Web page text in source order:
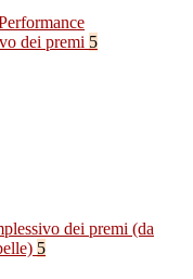
dei premi 5
dei premi (da
5